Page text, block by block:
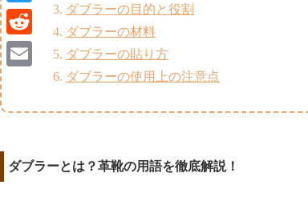
ダブラーの目的と役割
ダブラーの材料
ダブラーの貼り方
ダブラーの使用上の注意点
ダブラーとは？革靴の用語を徹底解説！
Twitter
Reddit